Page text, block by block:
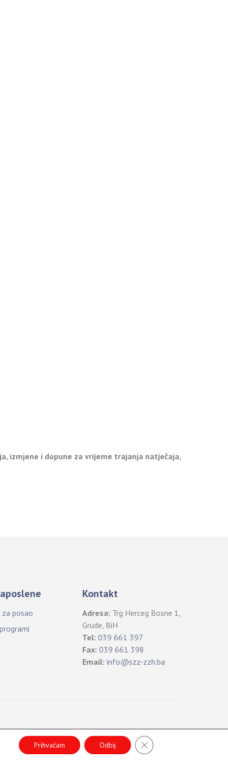
izmjene i dopune za vrijeme trajanja natječaja,
posao
Kontakt
Adresa: Trg Herceg Bosne 1,
Grude, BiH
Tel: 039 661 397
Fax: 039 661 398
Email: info@szz-zzh.ba
Prihvaćam Odbij CLOSE GDPR COOKIE